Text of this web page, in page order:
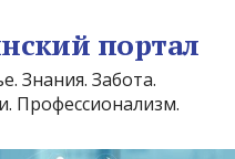
портал
Знания. Забота.
Профессионализм.